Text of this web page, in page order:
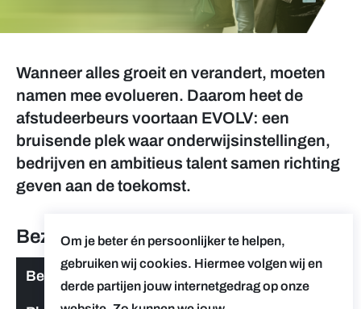
Wanneer alles groeit en verandert, moeten
namen mee evolueren. Daarom heet de
afstudeerbeurs voortaan EVOLV: een
bruisende plek waar onderwijsinstellingen,
bedrijven en ambitieus talent samen richting
geven aan de toekomst.
Bezoek de website voor
Bezoekers
Om je beter én persoonlijker te helpen,
gebruiken wij cookies. Hiermee volgen wij en
derde partijen jouw internetgedrag op onze